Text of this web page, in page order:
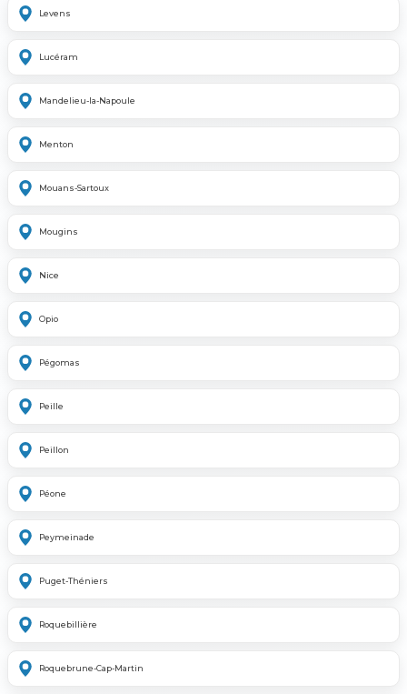
Levens
Lucéram
Mandelieu-la-Napoule
Menton
Mouans-Sartoux
Mougins
Nice
Opio
Pégomas
Peille
Peillon
Péone
Peymeinade
Puget-Théniers
Roquebillière
Roquebrune-Cap-Martin